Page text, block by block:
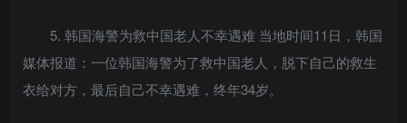
5. 韩国海警为救中国老人不幸遇难 当地时间11日，韩国
媒体报道：一位韩国海警为了救中国老人，脱下自己的救生
衣给对方，最后自己不幸遇难，终年34岁。